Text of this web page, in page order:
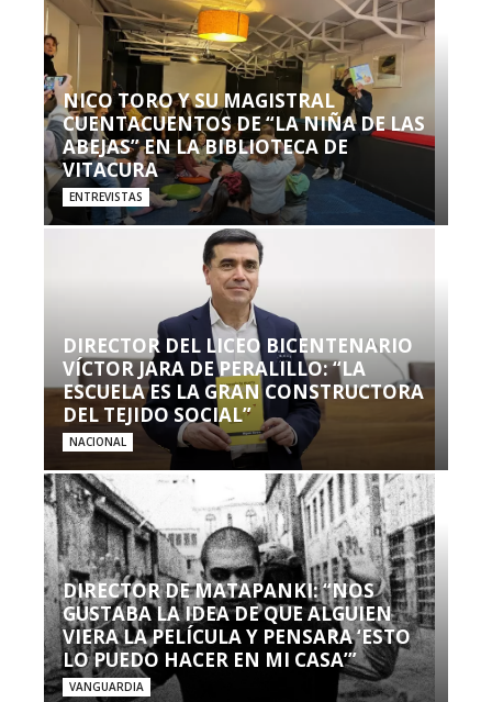
NICO TORO Y SU MAGISTRAL
CUENTACUENTOS DE “LA NIÑA DE LAS
ABEJAS” EN LA BIBLIOTECA DE
VITACURA
ENTREVISTAS
DIRECTOR DEL LICEO BICENTENARIO
VÍCTOR JARA DE PERALILLO: “LA
ESCUELA ES LA GRAN CONSTRUCTORA
DEL TEJIDO SOCIAL”
NACIONAL
DIRECTOR DE MATAPANKI: “NOS
GUSTABA LA IDEA DE QUE ALGUIEN
VIERA LA PELÍCULA Y PENSARA ‘ESTO
LO PUEDO HACER EN MI CASA’”
VANGUARDIA